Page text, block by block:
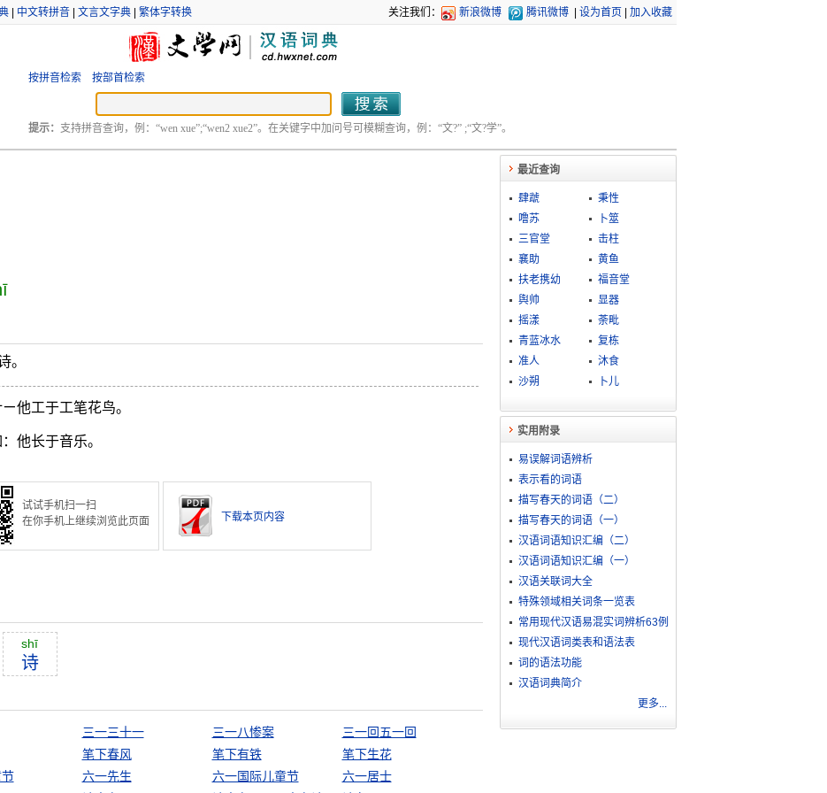
| 中文转拼音| 文言文字典| 繁体字转换 关注我们： 新浪微博 腾讯微博 设为首页 加入收藏
按拼音检索 按部首检索
提示： 支持拼音查询，例：“wen xue”;“wen2 xue2”。在关键字中加问号可模糊查询，例：“文?” ;“文?学”。
。
他工于工笔花鸟。
他长于音乐。
试试手机扫一扫
在你手机上继续浏览此页面
下载本页内容
shī
诗
三一三十一 三一八惨案
三一回五一回
笔下春风 笔下有铁
笔下生花
六一先生 六一国际儿童节
六一居士
最近查询
肆虣
秉性
噜苏
卜筮
三官堂
击柱
襄助
黄鱼
扶老携幼
福音堂
舆帅
显器
摇漾
荼毗
青蓝冰水
复栋
准人
沐食
沙朔
卜儿
实用附录
易误解词语辨析
表示看的词语
描写春天的词语（二）
描写春天的词语（一）
汉语词语知识汇编（二）
汉语词语知识汇编（一）
汉语关联词大全
特殊领域相关词条一览表
常用现代汉语易混实词辨析63例
现代汉语词类表和语法表
词的语法功能
汉语词典简介
更多...